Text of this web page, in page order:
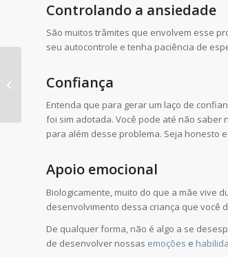
Controlando a ansiedade
São muitos trâmites que envolvem esse
seu autocontrole e tenha paciência de
Confiança
Entenda que para gerar um laço de
foi sim adotada. Você pode até não saber
para além desse problema. Seja honesto
Apoio emocional
Biologicamente, muito do que a mãe vive
desenvolvimento dessa criança que você
De qualquer forma, não é algo a se
de desenvolver nossas emoções e
focada em esquemas
de Jeffrey Young?